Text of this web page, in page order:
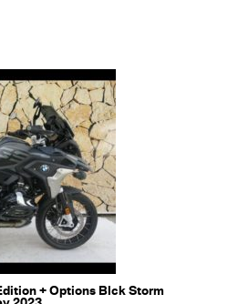
+ Options Blck Storm